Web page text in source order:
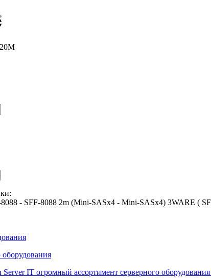
- SFF-8088 2m (Mini-SASx4 - Mini-SASx4) 3WARE (
IT огромный ассортимент серверного